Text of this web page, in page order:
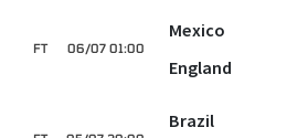
06/07 01:00
FT
Mexico
England
Brazil